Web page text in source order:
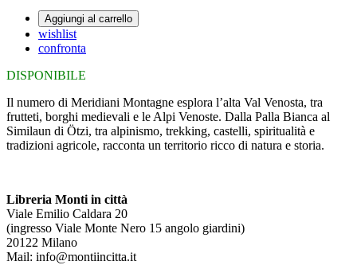
Aggiungi al carrello
wishlist
confronta
DISPONIBILE
Il numero di Meridiani Montagne esplora l’alta Val Venosta, tra
frutteti, borghi medievali e le Alpi Venoste. Dalla Palla Bianca al
Similaun di Ötzi, tra alpinismo, trekking, castelli, spiritualità e
tradizioni agricole, racconta un territorio ricco di natura e storia.
Libreria Monti in città
Viale Emilio Caldara 20
(ingresso Viale Monte Nero 15 angolo giardini)
20122 Milano
Mail: info@montiincitta.it